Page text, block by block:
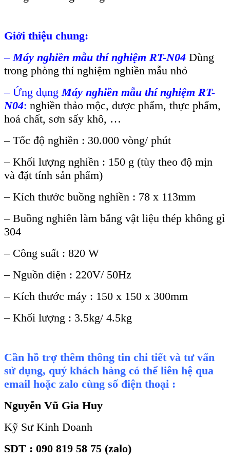
Giới thiệu chung:
–Máy nghiền mẫu thí nghiệm RT-N04 Dùng
trong phòng thí nghiệm nghiền mẫu nhỏ
– Ứng dụngMáy nghiền mẫu thí nghiệm RT-
N04: nghiền thảo mộc, dược phẩm, thực phẩm,
hoá chất, sơn sấy khô, …
– Tốc độ nghiền : 30.000 vòng/ phút
– Khối lượng nghiền : 150 g (tùy theo độ mịn
và đặt tính sản phẩm)
– Kích thước buồng nghiền : 78 x 113mm
– Buồng nghiên làm bằng vật liệu thép không gỉ
304
– Công suất : 820 W
– Nguồn điện : 220V/ 50Hz
– Kích thước máy : 150 x 150 x 300mm
– Khối lượng : 3.5kg/ 4.5kg
Cần hỗ trợ thêm thông tin chi tiết và tư vấn
sử dụng, quý khách hàng có thể liên hệ qua
email hoặc zalo cùng số điện thoại :
Nguyễn Vũ Gia Huy
Kỹ Sư Kinh Doanh
SDT : 090 819 58 75 (zalo)